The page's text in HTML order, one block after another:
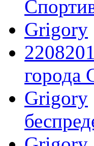
Grigory
города
Grigory